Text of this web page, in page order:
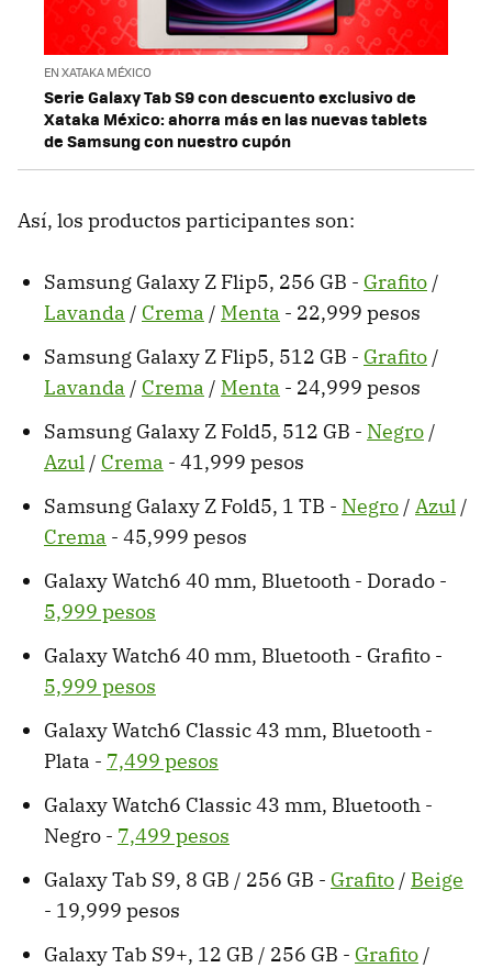
EN XATAKA MÉXICO
Serie Galaxy Tab S9 con descuento exclusivo de
Xataka México: ahorra más en las nuevas tablets
de Samsung con nuestro cupón
Así, los productos participantes son:
Samsung Galaxy Z Flip5, 256 GB - Grafito /
Lavanda / Crema / Menta - 22,999 pesos
Samsung Galaxy Z Flip5, 512 GB - Grafito /
Lavanda / Crema / Menta - 24,999 pesos
Samsung Galaxy Z Fold5, 512 GB - Negro /
Azul / Crema - 41,999 pesos
Samsung Galaxy Z Fold5, 1 TB - Negro / Azul /
Crema - 45,999 pesos
Galaxy Watch6 40 mm, Bluetooth - Dorado -
5,999 pesos
Galaxy Watch6 40 mm, Bluetooth - Grafito -
5,999 pesos
Galaxy Watch6 Classic 43 mm, Bluetooth -
Plata - 7,499 pesos
Galaxy Watch6 Classic 43 mm, Bluetooth -
Negro - 7,499 pesos
Galaxy Tab S9, 8 GB / 256 GB - Grafito / Beige
- 19,999 pesos
Galaxy Tab S9+, 12 GB / 256 GB - Grafito /